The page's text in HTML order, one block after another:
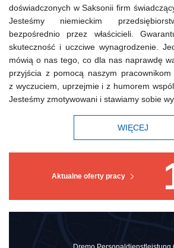
Aktualne oferty pracy
doświadczonych w Saksonii firm
Jesteśmy niemieckim
bezpośrednio przez właścicieli.
skuteczność i uczciwe wynagrodzenie.
mówią o nas tego, co dla nas naprawdę
przyjścia z pomocą naszym
z wyczuciem, uprzejmie i z humorem
Jesteśmy zmotywowani i stawiamy sobie
WIĘCEJ